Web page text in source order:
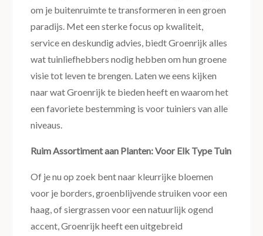
om je buitenruimte te transformeren in een groen
paradijs. Met een sterke focus op kwaliteit,
service en deskundig advies, biedt Groenrijk alles
wat tuinliefhebbers nodig hebben om hun groene
visie tot leven te brengen. Laten we eens kijken
naar wat Groenrijk te bieden heeft en waarom het
een favoriete bestemming is voor tuiniers van alle
niveaus.
Ruim Assortiment aan Planten: Voor Elk Type Tuin
Of je nu op zoek bent naar kleurrijke bloemen
voor je borders, groenblijvende struiken voor een
haag, of siergrassen voor een natuurlijk ogend
accent, Groenrijk heeft een uitgebreid